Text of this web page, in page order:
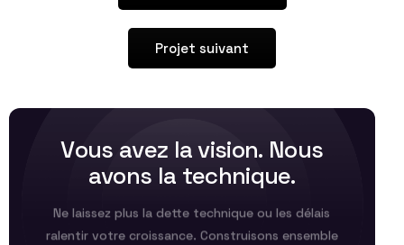
Projet suivant
Vous avez lavision. Nous
avons la technique.
Ne laissez plus la dette technique ou les délais
ralentir votre croissance. Construisons ensemble